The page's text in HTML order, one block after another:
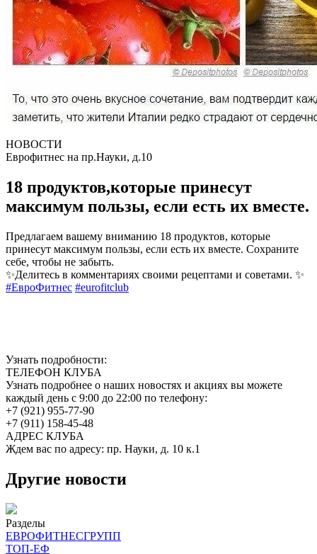
НОВОСТИ
Еврофитнес на пр.Науки, д.10
18 продуктов,которые принесут
максимум пользы, если есть их вместе.
Предлагаем вашему вниманию 18 продуктов, которые
принесут максимум пользы, если есть их вместе. Сохраните
себе, чтобы не забыть.
✨Делитесь в комментариях своими рецептами и советами. ✨
#ЕвроФитнес #eurofitclub
Узнать подробности:
ТЕЛЕФОН КЛУБА
Узнать подробнее о наших новостях и акциях вы можете
каждый день с 9:00 до 22:00 по телефону:
+7 (921) 955-77-90
+7 (911) 158-45-48
АДРЕС КЛУБА
Ждем вас по адресу: пр. Науки, д. 10 к.1
Другие новости
Разделы
ЕВРОФИТНЕСГРУПП
ТОП-ЕФ